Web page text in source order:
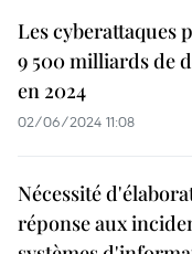
Les cyberattaques
9 500 milliards de
en 2024
02/06/2024 11:08
Nécessité
réponse aux